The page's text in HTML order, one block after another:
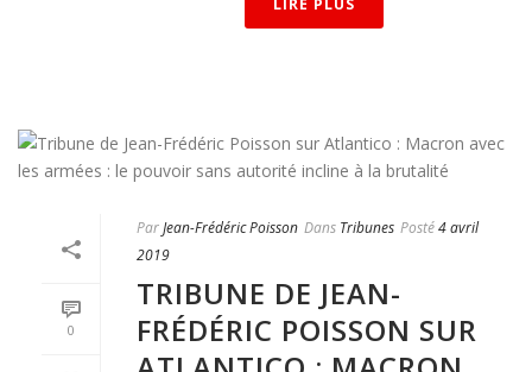
LIRE PLUS
0
ParJean-Frédéric Poisson Dans Tribunes Posté4 avril
2019
TRIBUNE DE JEAN-
FRÉDÉRIC POISSON SUR